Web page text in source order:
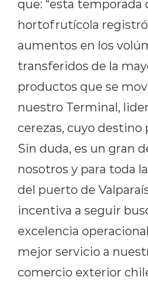
que: “esta
hortofrutícola
aumentos en los
transferidos de la
productos que se
nuestro Terminal,
cerezas, cuyo destino
Sin duda, es un gran
nosotros y para toda
del puerto de
incentiva a seguir
excelencia
mejor servicio a
comercio exterior